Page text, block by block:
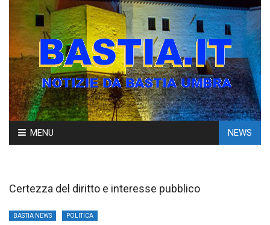
Skip
to
MENU NEWS
Certezza del diritto e interesse pubblico
BASTIA NEWS POLITICA